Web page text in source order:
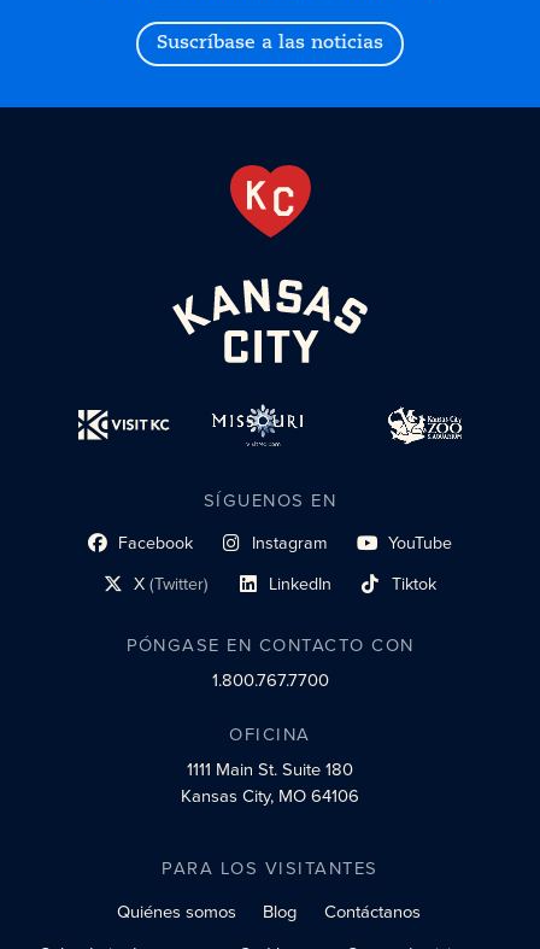
Suscríbase a las noticias
SÍGUENOS EN
Facebook
enlace al perfil social Instagram
enlace de perfil social YouTube
enlace de perfil social
X(Twitter)
enlace al perfil social LinkedIn
enlace al perfil social Tiktok
enlace al perfil social
PÓNGASE EN CONTACTO CON
1.800.767.7700
OFICINA
1111 Main St.Suite 180
Kansas City, MO 64106
PARA LOS VISITANTES
Quiénes somos
Blog
Contáctanos